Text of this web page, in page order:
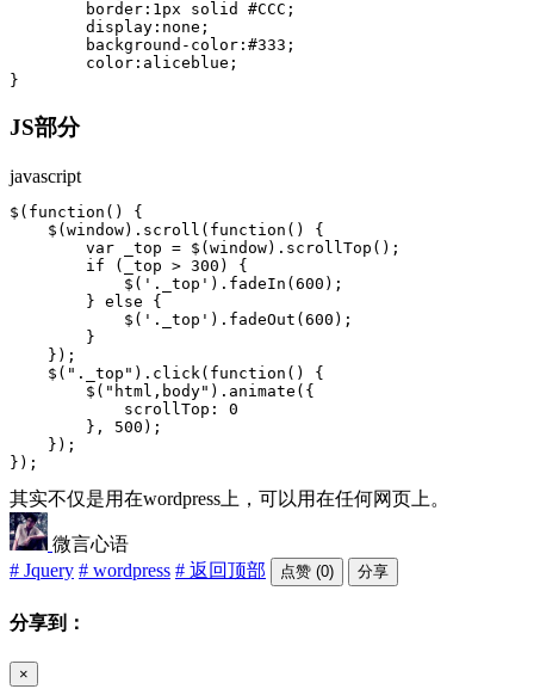
}
JS部分
javascript
$(function() {
    $(window).scroll(function() {
        var _top = $(window).scrollTop();
        if (_top > 300) {
            $('._top').fadeIn(600);
        } else {
            $('._top').fadeOut(600);
        }
    });
    $("._top").click(function() {
        $("html,body").animate({
            scrollTop: 0
        }, 500);
    });
});
其实不仅是用在wordpress上，可以用在任何网页上。
微言心语
# Jquery # wordpress # 返回顶部 点赞 (0) 分享
分享到：
×